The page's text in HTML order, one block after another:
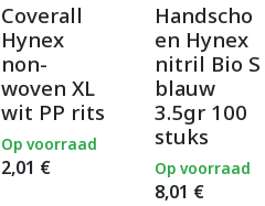
Coverall
Hynex
non-
woven XL
wit PP rits
2,01 €
Op voorraad
Handscho
en Hynex
nitril Bio S
blauw
3.5gr 100
stuks
8,01 €
Op voorraad